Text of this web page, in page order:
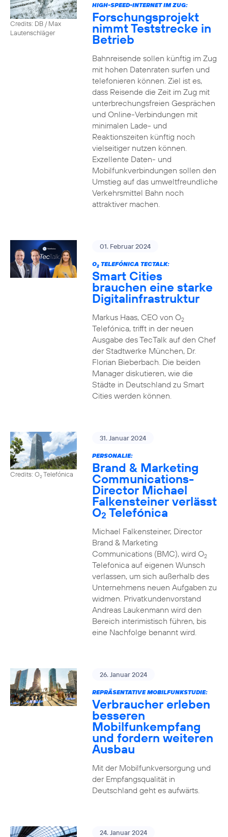
Credits: DB / Max
Lautenschläger
HIGH-SPEED-INTERNET IM ZUG:
Forschungsprojekt
nimmt Teststrecke in
Betrieb
Bahnreisende sollen künftig im Zug
mit hohen Datenraten surfen und
telefonieren können. Ziel ist es,
dass Reisende die Zeit im Zug mit
unterbrechungsfreien Gesprächen
und Online-Verbindungen mit
minimalen Lade- und
Reaktionszeiten künftig noch
vielseitiger nutzen können.
Exzellente Daten- und
Mobilfunkverbindungen sollen den
Umstieg auf das umweltfreundliche
Verkehrsmittel Bahn noch
attraktiver machen.
01. Februar 2024
O2TELEFÓNICA TECTALK:
Smart Cities
brauchen eine starke
Digitalinfrastruktur
Markus Haas, CEO von O2
Telefónica, trifft in der neuen
Ausgabe des TecTalk auf den Chef
der Stadtwerke München, Dr.
Florian Bieberbach. Die beiden
Manager diskutieren, wie die
Städte in Deutschland zu Smart
Cities werden können.
Credits: O2Telefónica
31. Januar 2024
PERSONALIE:
Brand & Marketing
Communications-
Director Michael
Falkensteiner verlässt
O2 Telefónica
Michael Falkensteiner, Director
Brand & Marketing
Communications (BMC), wird O2
Telefonica auf eigenen Wunsch
verlassen, um sich außerhalb des
Unternehmens neuen Aufgaben zu
widmen. Privatkundenvorstand
Andreas Laukenmann wird den
Bereich interimistisch führen, bis
eine Nachfolge benannt wird.
26. Januar 2024
REPRÄSENTATIVE MOBILFUNKSTUDIE:
Verbraucher erleben
besseren
Mobilfunkempfang
und fordern weiteren
Ausbau
Mit der Mobilfunkversorgung und
der Empfangsqualität in
Deutschland geht es aufwärts.
24. Januar 2024